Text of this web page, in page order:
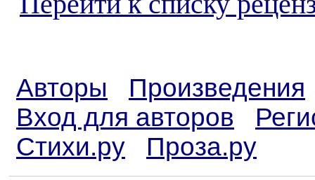
Авторы
Произведения
Вход для авторов
Стихи.ру
Проза.ру